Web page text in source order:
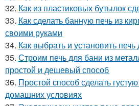
32. Как из пластиковых бутылок
33. Как сделать банную печь из
своими руками
34. Как выбрать и установить
35. Строим печь для бани из
простой и дешевый способ
36. Простой способ сделать
домашних условиях